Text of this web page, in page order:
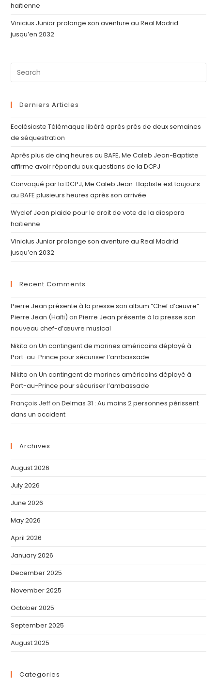
haïtienne
Vinicius Junior prolonge son aventure au Real Madrid
jusqu’en 2032
Derniers Articles
Ecclésiaste Télémaque libéré après près de deux semaines
de séquestration
Après plus de cinq heures au BAFE, Me Caleb Jean-Baptiste
affirme avoir répondu aux questions de la DCPJ
Convoqué par la DCPJ, Me Caleb Jean-Baptiste est toujours
au BAFE plusieurs heures après son arrivée
Wyclef Jean plaide pour le droit de vote de la diaspora
haïtienne
Vinicius Junior prolonge son aventure au Real Madrid
jusqu’en 2032
Recent Comments
Pierre Jean présente à la presse son album “Chef d’œuvre” –
Pierre Jean (Haïti) onPierre Jean présente à la presse son
nouveau chef-d’œuvre musical
Nikita onUn contingent de marines américains déployé à
Port-au-Prince pour sécuriser l’ambassade
Nikita onUn contingent de marines américains déployé à
Port-au-Prince pour sécuriser l’ambassade
François JeffonDelmas 31 : Au moins 2 personnes périssent
dans un accident
Archives
August 2026
July 2026
June 2026
May 2026
April 2026
January 2026
December 2025
November 2025
October 2025
September 2025
August 2025
Categories